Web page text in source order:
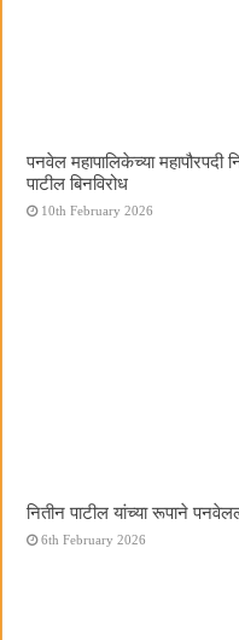
पनवेल महापालिकेच्या महापौरपदी
पाटील बिनविरोध
10th February 2026
नितीन पाटील यांच्या रूपाने
6th February 2026